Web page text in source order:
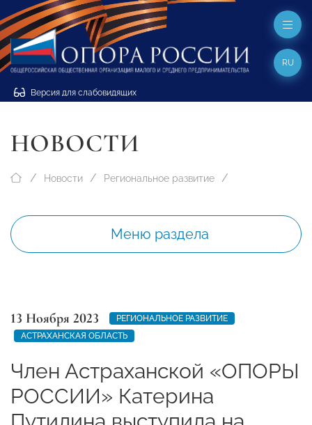
Версия для слабовидящих
RU
НОВОСТИ
Новости Региональное развитие
Меню раздела
13 Ноября 2023
РЕГИОНАЛЬНОЕ РАЗВИТИЕ
АСТРАХАНСКАЯ ОБЛАСТЬ
Член Астраханской «ОПОРЫ
РОССИИ» Катерина